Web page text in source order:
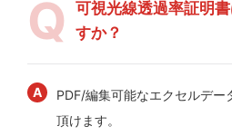
可視光線透過率証明
すか？
PDF/編集可能なエクセルデー
頂けます。